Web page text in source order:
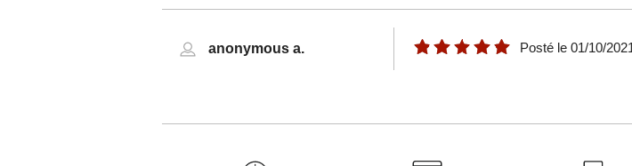
anonymous a. Posté le01/10/